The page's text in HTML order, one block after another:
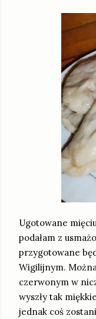
Ugotowane
podałam z
przygotowane
Wigilijnym.
czerwonym w
wyszły tak
jednak coś